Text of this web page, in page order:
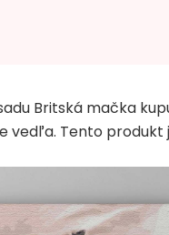
Britská mačka
vedľa. Tento produkt